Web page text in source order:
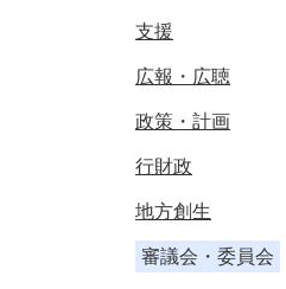
支援
広報・広聴
政策・計画
行財政
地方創生
審議会・委員会